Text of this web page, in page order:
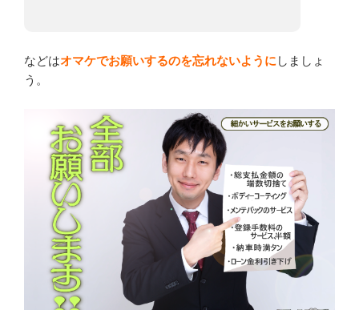
などはオマケでお願いするのを忘れないように しましょ
う。